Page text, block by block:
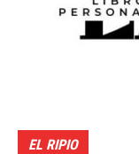
EL RIPIO